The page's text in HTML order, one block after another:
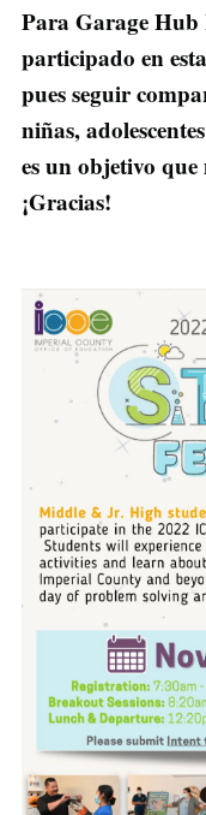
Para Garage
participado en
pues seguir
niñas,
es un objetivo que
¡Gracias!